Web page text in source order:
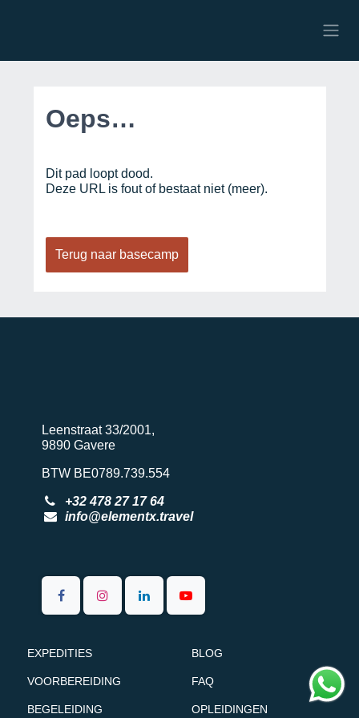
Oeps…
Dit pad loopt dood.
Deze URL is fout of bestaat niet (meer).
Terug naar basecamp
EXPEDITIES
VOORBEREIDING
BEGELEIDING
Leenstraat 33/2001,
9890 Gavere
BTW BE0789.739.554
+32 478 27 17 64
info@elementx.travel​
BLOG
FAQ
OPLEIDINGEN